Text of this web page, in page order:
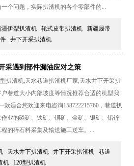
个问题，实际扒渣机的各个零部件的...
疆伊犁扒渣机 轮式皮带扒渣机
新疆履带
井下开采扒渣机
采遇到部件漏油应对之策
扒渣机,天水巷道扒渣机厂家,天水井下开采扒
巷道大小内部坡度等情况推荐合适的机型我
款适合您欢迎来电咨询158722215760，巷道扒
业的磷矿、铁矿、铜矿、金矿、银矿、铅锌
的碎石料采集及输送施工送车。...
天水井下扒渣机 井下开采扒渣机
巷道
机 120型扒渣机